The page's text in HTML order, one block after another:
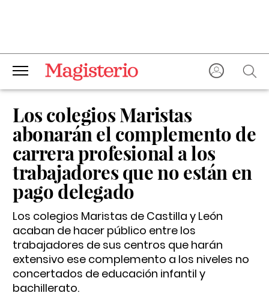
Los colegios Maristas
abonarán el complemento de
carrera profesional a los
trabajadores que no están en
pago delegado
Los colegios Maristas de Castilla y León
acaban de hacer público entre los
trabajadores de sus centros que harán
extensivo ese complemento a los niveles no
concertados de educación infantil y
bachillerato.